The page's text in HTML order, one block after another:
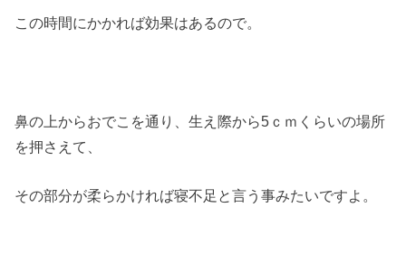
この時間にかかれば効果はあるので。
鼻の上からおでこを通り、生え際から5ｃｍくらいの場所
を押さえて、
その部分が柔らかければ寝不足と言う事みたいですよ。